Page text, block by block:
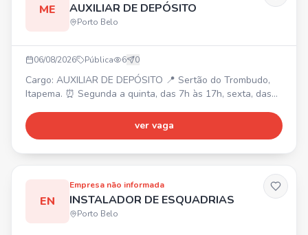
ME AUXILIAR DE DEPÓSITO
Porto Belo
06/08/2026 Pública 6 0
Cargo: AUXILIAR DE DEPÓSITO 📍 Sertão do Trombudo,
Itapema. ⏰ Segunda a quinta, das 7h às 17h, sexta, das
de alimentação. 🎁 Plano Odontológico. Requisitos: Vaga
masculina, sem experiência. Contratação CLT.
ver vaga
EN
Empresa não informada
INSTALADOR DE ESQUADRIAS
Porto Belo